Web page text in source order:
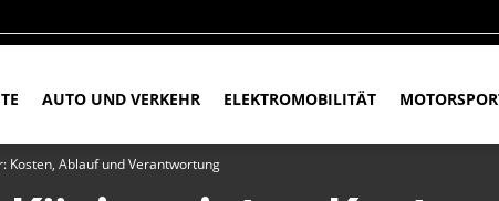
AUTO UND VERKEHR ELEKTROMOBILITÄT
Kosten, Ablauf und Verantwortung